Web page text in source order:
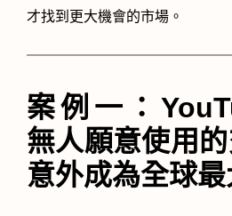
才找到更大機會的市場。
案例一：
無人願意使用的
意外成為全球